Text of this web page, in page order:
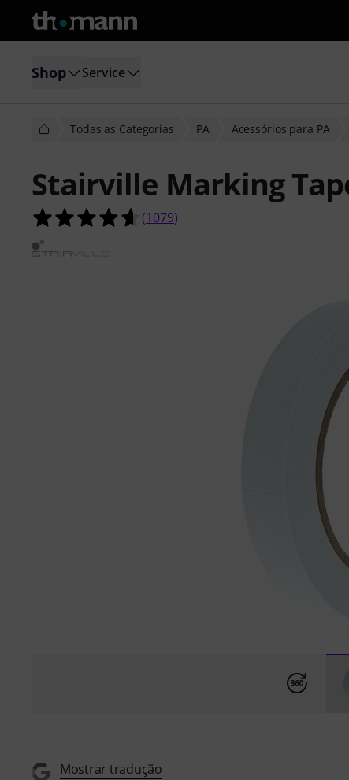
Shop Service
Todas as Categorias PA Acessórios para PA
Stairville Marking
4.6 de 5 estrelas de 1079
(1079)
Mostrar tradução